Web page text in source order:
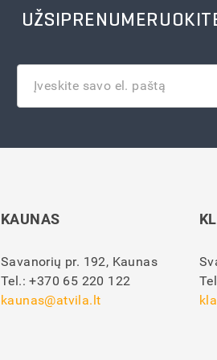
KAUNAS
Savanorių pr. 192, Kaunas
Tel.:+370 65 220 122
kaunas@atvila.lt